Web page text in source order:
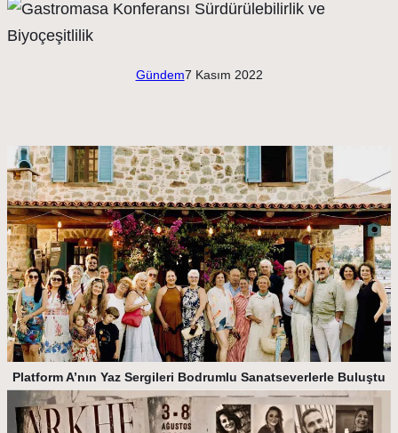
Gündem7 Kasım 2022
Platform A’nın Yaz Sergileri Bodrumlu Sanatseverlerle Buluştu